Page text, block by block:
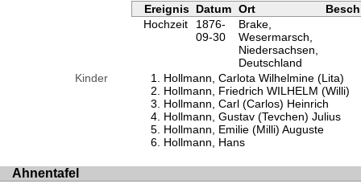
Ereignis Datum Ort
Hochzeit
1876-
09-30
Brake,
Wesermarsch,
Niedersachsen,
Deutschland
Kinder
Hollmann, Carlota Wilhelmine (Lita)
Hollmann, Friedrich WILHELM (Willi)
Hollmann, Carl (Carlos) Heinrich
Hollmann, Gustav (Tevchen) Julius
Hollmann, Emilie (Milli) Auguste
Hollmann, Hans
Ahnentafel